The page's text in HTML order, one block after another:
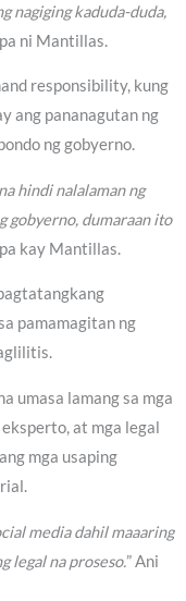
nagiging kaduda-duda,
ni Mantillas.
responsibility, kung
ang pananagutan ng
ng gobyerno.
hindi nalalaman ng
gobyerno, dumaraan ito
kay Mantillas.
pamamagitan ng
umasa lamang sa mga
at mga legal
mga usaping
media dahil maaaring
legal na proseso.” Ani